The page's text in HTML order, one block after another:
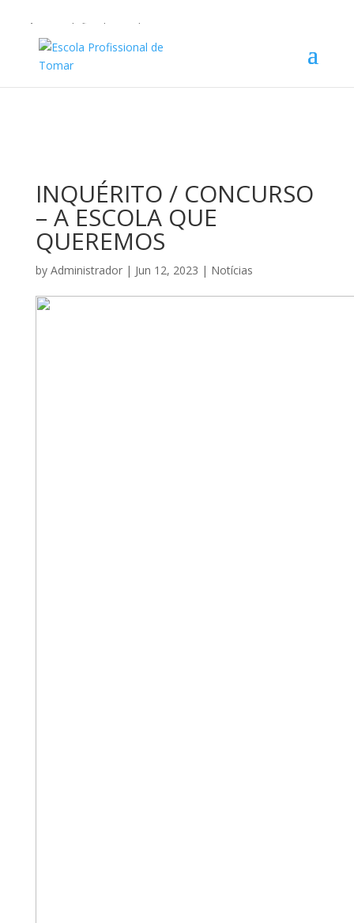
Warning
: Undefined array key 1 in
/home/escolaprofission/public_html/wp-content/plugins/wp-
private-content-pro/lib/Drewm/MailChimp.php
35
INQUÉRITO / CONCURSO
– A ESCOLA QUE
QUEREMOS
by Administrador| Jun 12, 2023 | Notícias